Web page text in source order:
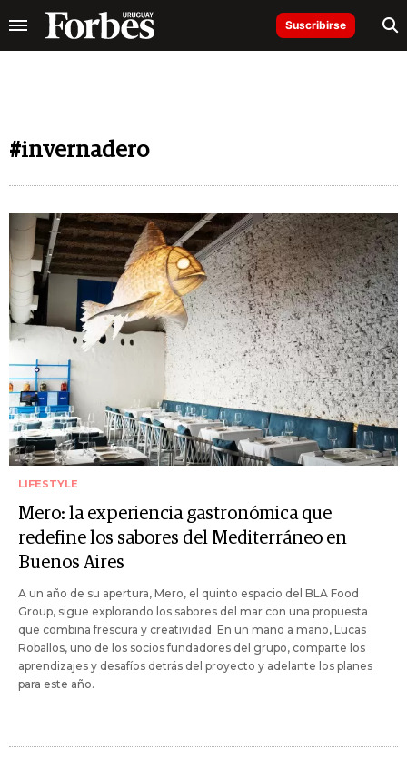
Suscribirse
#invernadero
LIFESTYLE
Mero: la experiencia gastronómica que
redefine los sabores del Mediterráneo en
Buenos Aires
A un año de su apertura, Mero, el quinto espacio del BLA Food
Group, sigue explorando los sabores del mar con una propuesta
que combina frescura y creatividad. En un mano a mano, Lucas
Roballos, uno de los socios fundadores del grupo, comparte los
aprendizajes y desafíos detrás del proyecto y adelante los planes
para este año.